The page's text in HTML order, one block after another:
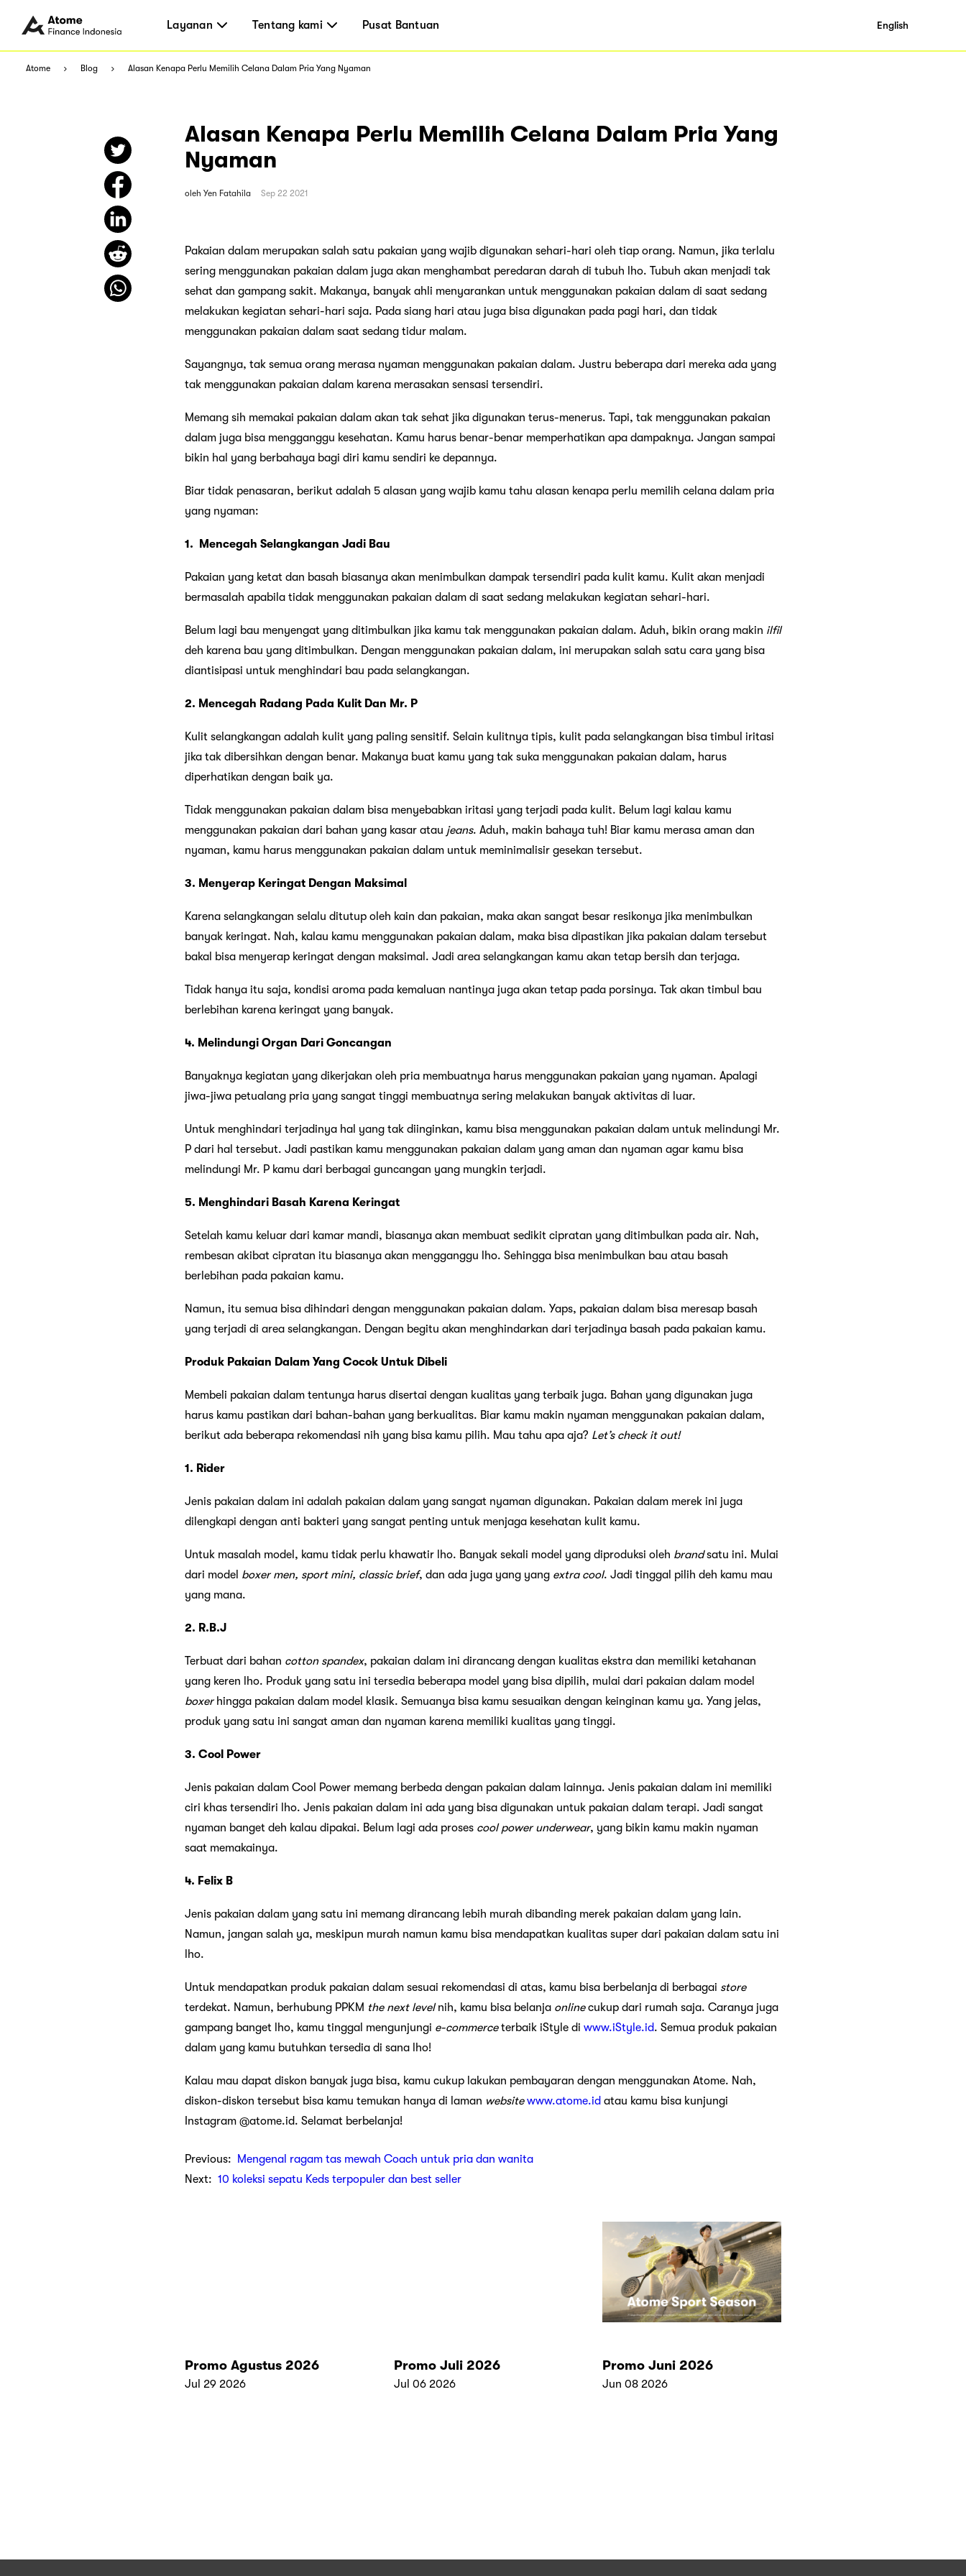
Layanan Tentang kami Pusat Bantuan English
Atome Blog Alasan Kenapa Perlu Memilih Celana Dalam Pria Yang Nyaman
Alasan Kenapa Perlu Memilih Celana Dalam Pria Yang
Nyaman
oleh Yen Fatahila Sep 22 2021
Pakaian dalam merupakan salah satu pakaian yang wajib digunakan sehari-hari oleh tiap orang. Namun, jika terlalu
sering menggunakan pakaian dalam juga akan menghambat peredaran darah di tubuh lho. Tubuh akan menjadi tak
sehat dan gampang sakit. Makanya, banyak ahli menyarankan untuk menggunakan pakaian dalam di saat sedang
melakukan kegiatan sehari-hari saja. Pada siang hari atau juga bisa digunakan pada pagi hari, dan tidak
menggunakan pakaian dalam saat sedang tidur malam.
Sayangnya, tak semua orang merasa nyaman menggunakan pakaian dalam. Justru beberapa dari mereka ada yang
tak menggunakan pakaian dalam karena merasakan sensasi tersendiri.
Memang sih memakai pakaian dalam akan tak sehat jika digunakan terus-menerus. Tapi, tak menggunakan pakaian
dalam juga bisa mengganggu kesehatan. Kamu harus benar-benar memperhatikan apa dampaknya. Jangan sampai
bikin hal yang berbahaya bagi diri kamu sendiri ke depannya.
Biar tidak penasaran, berikut adalah 5 alasan yang wajib kamu tahu alasan kenapa perlu memilih celana dalam pria
yang nyaman:
1. Mencegah Selangkangan Jadi Bau
Pakaian yang ketat dan basah biasanya akan menimbulkan dampak tersendiri pada kulit kamu. Kulit akan menjadi
bermasalah apabila tidak menggunakan pakaian dalam di saat sedang melakukan kegiatan sehari-hari.
Belum lagi bau menyengat yang ditimbulkan jika kamu tak menggunakan pakaian dalam. Aduh, bikin orang makin ilfil
deh karena bau yang ditimbulkan. Dengan menggunakan pakaian dalam, ini merupakan salah satu cara yang bisa
diantisipasi untuk menghindari bau pada selangkangan.
2. Mencegah Radang Pada Kulit Dan Mr. P
Kulit selangkangan adalah kulit yang paling sensitif. Selain kulitnya tipis, kulit pada selangkangan bisa timbul iritasi
jika tak dibersihkan dengan benar. Makanya buat kamu yang tak suka menggunakan pakaian dalam, harus
diperhatikan dengan baik ya.
Tidak menggunakan pakaian dalam bisa menyebabkan iritasi yang terjadi pada kulit. Belum lagi kalau kamu
menggunakan pakaian dari bahan yang kasar atau jeans. Aduh, makin bahaya tuh! Biar kamu merasa aman dan
nyaman, kamu harus menggunakan pakaian dalam untuk meminimalisir gesekan tersebut.
3. Menyerap Keringat Dengan Maksimal
Karena selangkangan selalu ditutup oleh kain dan pakaian, maka akan sangat besar resikonya jika menimbulkan
banyak keringat. Nah, kalau kamu menggunakan pakaian dalam, maka bisa dipastikan jika pakaian dalam tersebut
bakal bisa menyerap keringat dengan maksimal. Jadi area selangkangan kamu akan tetap bersih dan terjaga.
Tidak hanya itu saja, kondisi aroma pada kemaluan nantinya juga akan tetap pada porsinya. Tak akan timbul bau
berlebihan karena keringat yang banyak.
4. Melindungi Organ Dari Goncangan
Banyaknya kegiatan yang dikerjakan oleh pria membuatnya harus menggunakan pakaian yang nyaman. Apalagi
jiwa-jiwa petualang pria yang sangat tinggi membuatnya sering melakukan banyak aktivitas di luar.
Untuk menghindari terjadinya hal yang tak diinginkan, kamu bisa menggunakan pakaian dalam untuk melindungi Mr.
P dari hal tersebut. Jadi pastikan kamu menggunakan pakaian dalam yang aman dan nyaman agar kamu bisa
melindungi Mr. P kamu dari berbagai guncangan yang mungkin terjadi.
5. Menghindari Basah Karena Keringat
Setelah kamu keluar dari kamar mandi, biasanya akan membuat sedikit cipratan yang ditimbulkan pada air. Nah,
rembesan akibat cipratan itu biasanya akan mengganggu lho. Sehingga bisa menimbulkan bau atau basah
berlebihan pada pakaian kamu.
Namun, itu semua bisa dihindari dengan menggunakan pakaian dalam. Yaps, pakaian dalam bisa meresap basah
yang terjadi di area selangkangan. Dengan begitu akan menghindarkan dari terjadinya basah pada pakaian kamu.
Produk Pakaian Dalam Yang Cocok Untuk Dibeli
Membeli pakaian dalam tentunya harus disertai dengan kualitas yang terbaik juga. Bahan yang digunakan juga
harus kamu pastikan dari bahan-bahan yang berkualitas. Biar kamu makin nyaman menggunakan pakaian dalam,
berikut ada beberapa rekomendasi nih yang bisa kamu pilih. Mau tahu apa aja? Let’s check it out!
1. Rider
Jenis pakaian dalam ini adalah pakaian dalam yang sangat nyaman digunakan. Pakaian dalam merek ini juga
dilengkapi dengan anti bakteri yang sangat penting untuk menjaga kesehatan kulit kamu.
Untuk masalah model, kamu tidak perlu khawatir lho. Banyak sekali model yang diproduksi oleh brandsatu ini. Mulai
dari model boxer men, sport mini, classic brief, dan ada juga yang yang extra cool. Jadi tinggal pilih deh kamu mau
yang mana.
2. R.B.J
Terbuat dari bahan cotton spandex, pakaian dalam ini dirancang dengan kualitas ekstra dan memiliki ketahanan
yang keren lho. Produk yang satu ini tersedia beberapa model yang bisa dipilih, mulai dari pakaian dalam model
boxerhingga pakaian dalam model klasik. Semuanya bisa kamu sesuaikan dengan keinginan kamu ya. Yang jelas,
produk yang satu ini sangat aman dan nyaman karena memiliki kualitas yang tinggi.
3. Cool Power
Jenis pakaian dalam Cool Power memang berbeda dengan pakaian dalam lainnya. Jenis pakaian dalam ini memiliki
ciri khas tersendiri lho. Jenis pakaian dalam ini ada yang bisa digunakan untuk pakaian dalam terapi. Jadi sangat
nyaman banget deh kalau dipakai. Belum lagi ada proses cool power underwear, yang bikin kamu makin nyaman
saat memakainya.
4. Felix B
Jenis pakaian dalam yang satu ini memang dirancang lebih murah dibanding merek pakaian dalam yang lain.
Namun, jangan salah ya, meskipun murah namun kamu bisa mendapatkan kualitas super dari pakaian dalam satu ini
lho.
Untuk mendapatkan produk pakaian dalam sesuai rekomendasi di atas, kamu bisa berbelanja di berbagai store
terdekat. Namun, berhubung PPKM the next levelnih, kamu bisa belanja onlinecukup dari rumah saja. Caranya juga
gampang banget lho, kamu tinggal mengunjungi e-commerceterbaik iStyle di www.iStyle.id. Semua produk pakaian
dalam yang kamu butuhkan tersedia di sana lho!
Kalau mau dapat diskon banyak juga bisa, kamu cukup lakukan pembayaran dengan menggunakan Atome. Nah,
diskon-diskon tersebut bisa kamu temukan hanya di laman websitewww.atome.id atau kamu bisa kunjungi
Instagram @atome.id. Selamat berbelanja!
Previous:
Mengenal ragam tas mewah Coach untuk pria dan wanita
Next: 10 koleksi sepatu Keds terpopuler dan best seller
Promo Agustus 2026
Jul 29 2026
Promo Juli 2026
Jul 06 2026
Promo Juni 2026
Jun 08 2026